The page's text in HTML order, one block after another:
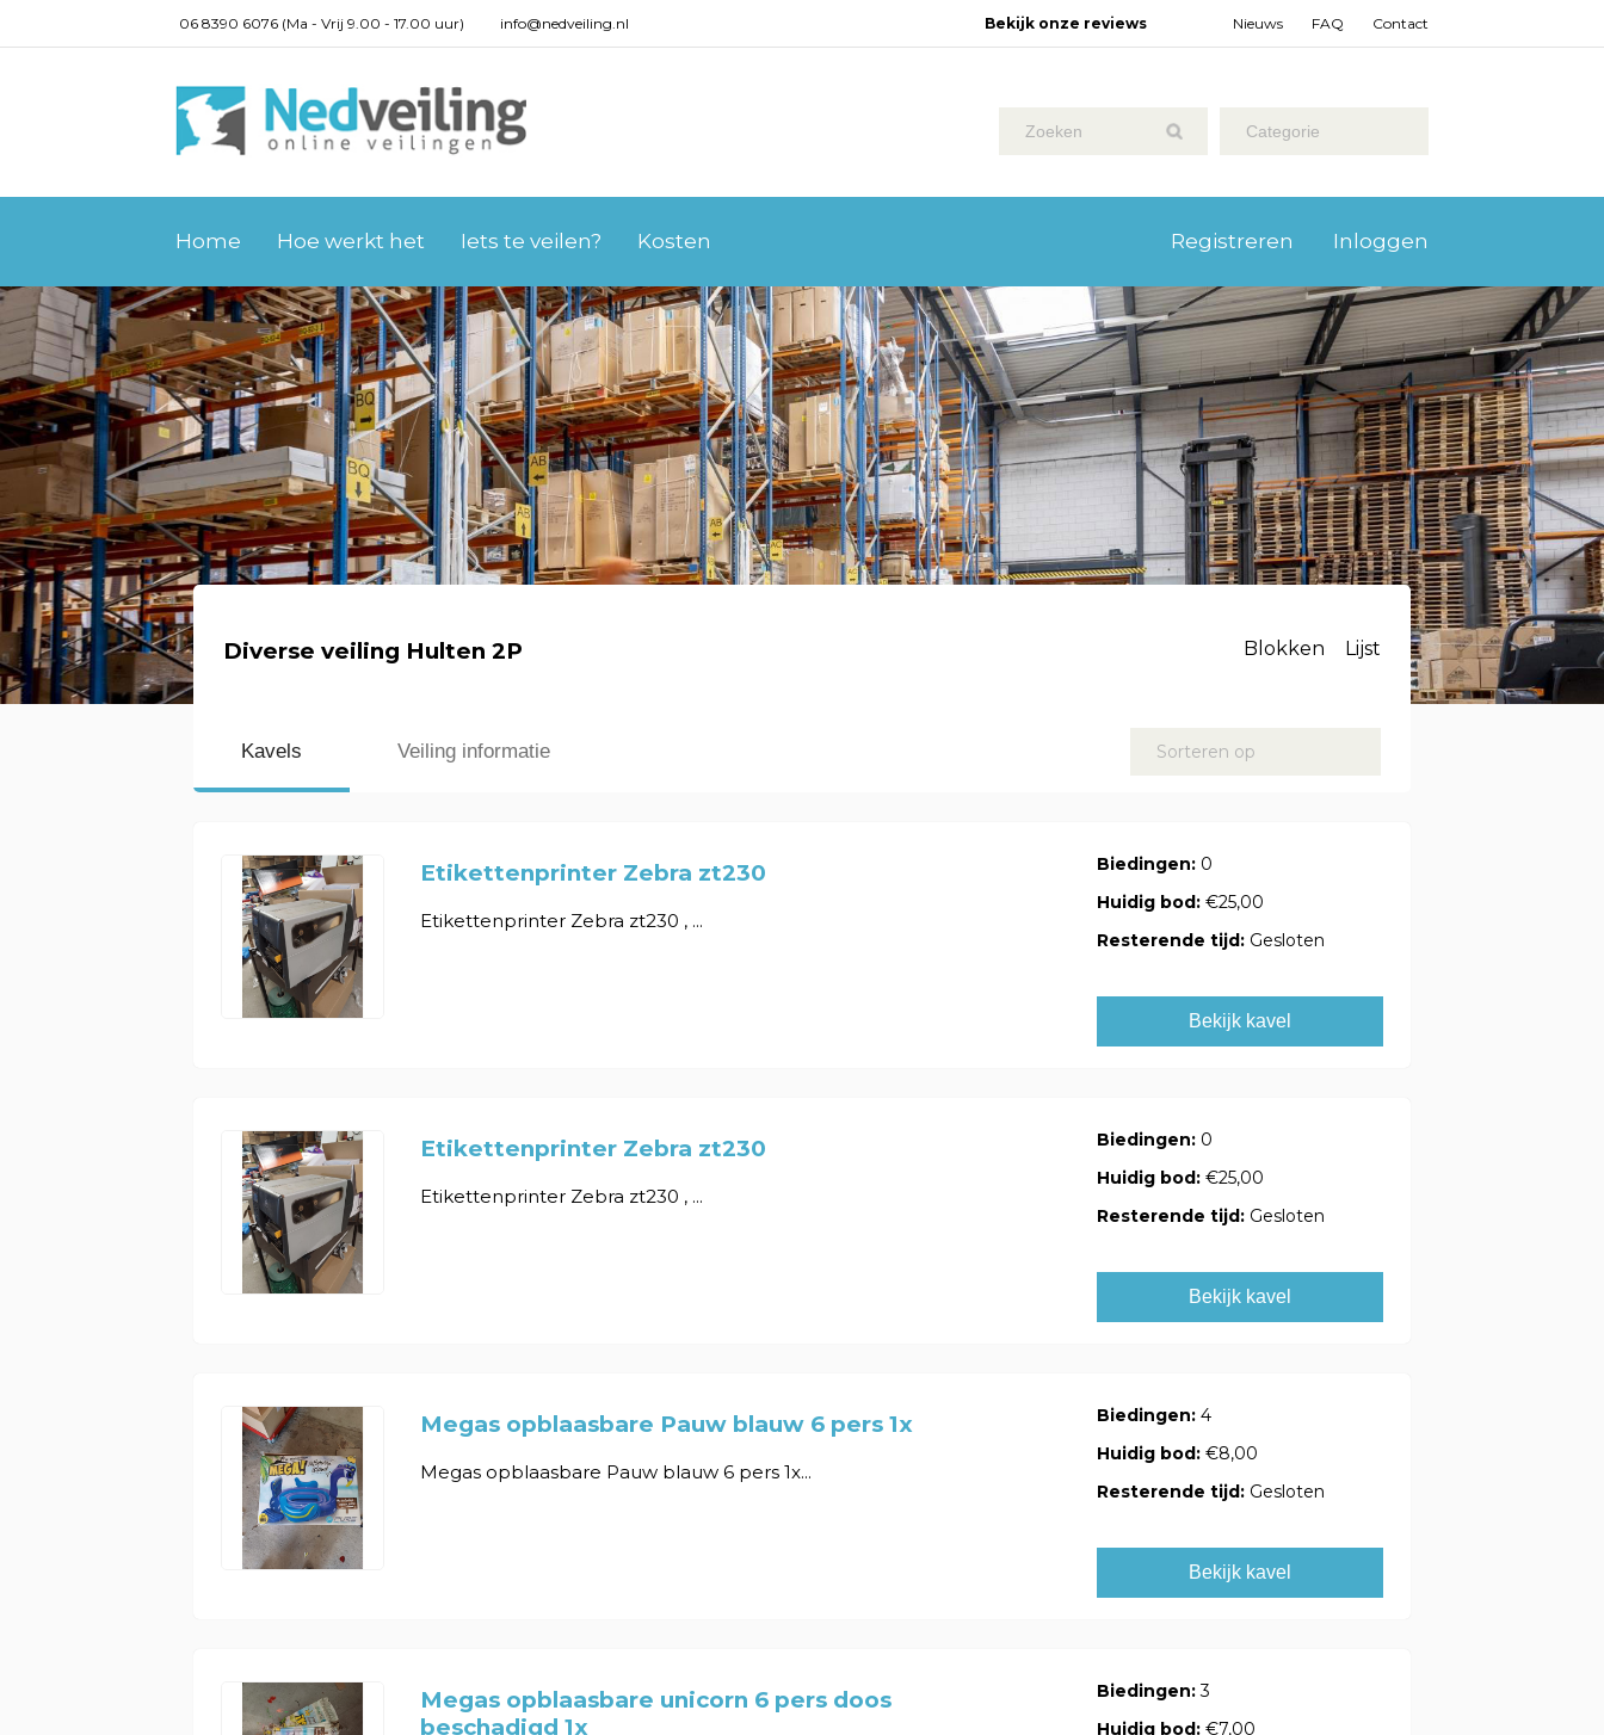
06 8390 6076 (Ma - Vrij 9.00 - 17.00 uur) info@nedveiling.nl Contact
FAQ
Nieuws
Bekijk onze reviews
Categorie
Home Hoe werkt het Iets te veilen? Kosten Inloggen
Registreren
Diverse veiling Hulten 2P Blokken Lijst
Kavels Veiling informatie Sorteren op
Etikettenprinter Zebra zt230
Etikettenprinter Zebra zt230 , ...
Biedingen: 0
Huidig bod:€25,00
Resterende tijd: Gesloten
Bekijk kavel
Etikettenprinter Zebra zt230
Etikettenprinter Zebra zt230 , ...
Biedingen: 0
Huidig bod:€25,00
Resterende tijd: Gesloten
Bekijk kavel
Megas opblaasbare Pauw blauw 6 pers 1x
Megas opblaasbare Pauw blauw 6 pers 1x...
Biedingen: 4
Huidig bod:€8,00
Resterende tijd: Gesloten
Bekijk kavel
Megas opblaasbare unicorn 6 pers doos
beschadigd 1x
Biedingen:3
Huidig bod:€7,00